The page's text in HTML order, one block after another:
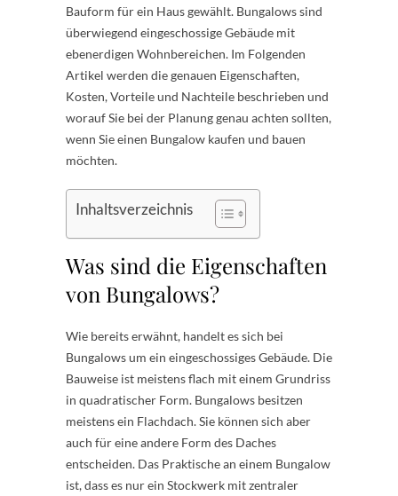
Bauform für ein Haus gewählt. Bungalows sind
überwiegend eingeschossige Gebäude mit
ebenerdigen Wohnbereichen. Im Folgenden
Artikel werden die genauen Eigenschaften,
Kosten, Vorteile und Nachteile beschrieben und
worauf Sie bei der Planung genau achten sollten,
wenn Sie einen Bungalow kaufen und bauen
möchten.
Inhaltsverzeichnis
Was sind die Eigenschaften
von Bungalows?
Wie bereits erwähnt, handelt es sich bei
Bungalows um ein eingeschossiges Gebäude. Die
Bauweise ist meistens flach mit einem Grundriss
in quadratischer Form. Bungalows besitzen
meistens ein Flachdach. Sie können sich aber
auch für eine andere Form des Daches
entscheiden. Das Praktische an einem Bungalow
ist, dass es nur ein Stockwerk mit zentraler